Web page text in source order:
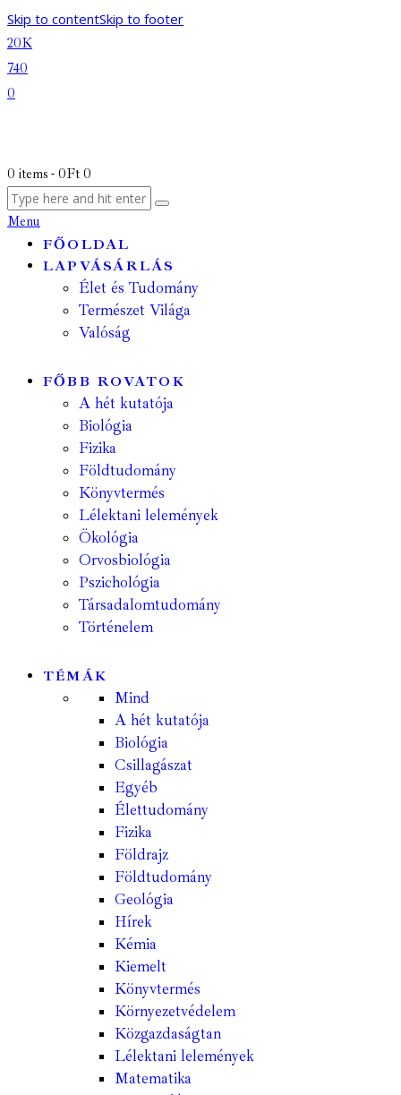
Skip to contentSkip to footer
20K
740
0
0 items - 0Ft 0
Menu
FŐOLDAL
LAPVÁSÁRLÁS
Élet és Tudomány
Természet Világa
Valóság
FŐBB ROVATOK
A hét kutatója
Biológia
Fizika
Földtudomány
Könyvtermés
Lélektani lelemények
Ökológia
Orvosbiológia
Pszichológia
Társadalomtudomány
Történelem
TÉMÁK
Mind
A hét kutatója
Biológia
Csillagászat
Egyéb
Élettudomány
Fizika
Földrajz
Földtudomány
Geológia
Hírek
Kémia
Kiemelt
Könyvtermés
Környezetvédelem
Közgazdaságtan
Lélektani lelemények
Matematika